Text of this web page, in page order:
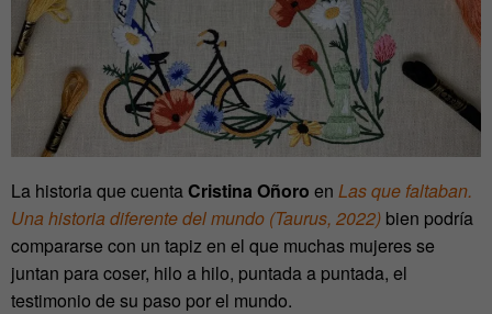
La historia que cuentaCristina Oñoro en Las que faltaban.
Una historia diferente del mundo (Taurus, 2022) bien podría
compararse con un tapiz en el que muchas mujeres se
juntan para coser, hilo a hilo, puntada a puntada, el
testimonio de su paso por el mundo.